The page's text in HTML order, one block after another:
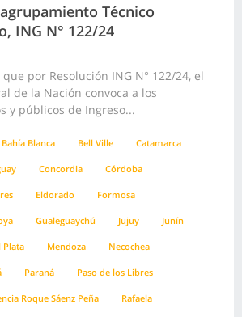
Técnico
ING N° 122/24
por Resolución ING N° 122/24, el
de la Nación convoca a los
y públicos de Ingreso...
Bahía Blanca Bell Ville Catamarca
Concordia Córdoba
Eldorado Formosa
Gualeguaychú Jujuy Junín
Plata Mendoza Necochea
Paraná Paso de los Libres
Roque Sáenz Peña Rafaela